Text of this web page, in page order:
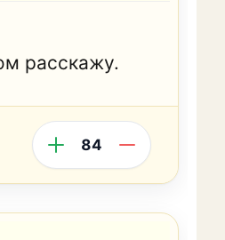
расскажу.
84